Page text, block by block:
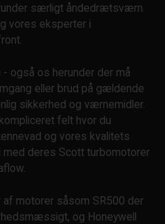
særligt åndedrætsværn.
vores eksperter i
også os herunder der må
eller brud på gældende
sikkerhed og værnemidler.
felt hvor du
og vores kvalitets
deres Scott turbomotorer
motorer såsom SR500 der
og Honeywell